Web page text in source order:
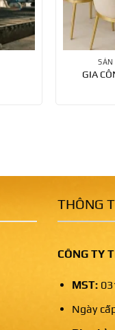
SẢN
GIA
THÔNG
CÔNG TY
MST:
Ngày